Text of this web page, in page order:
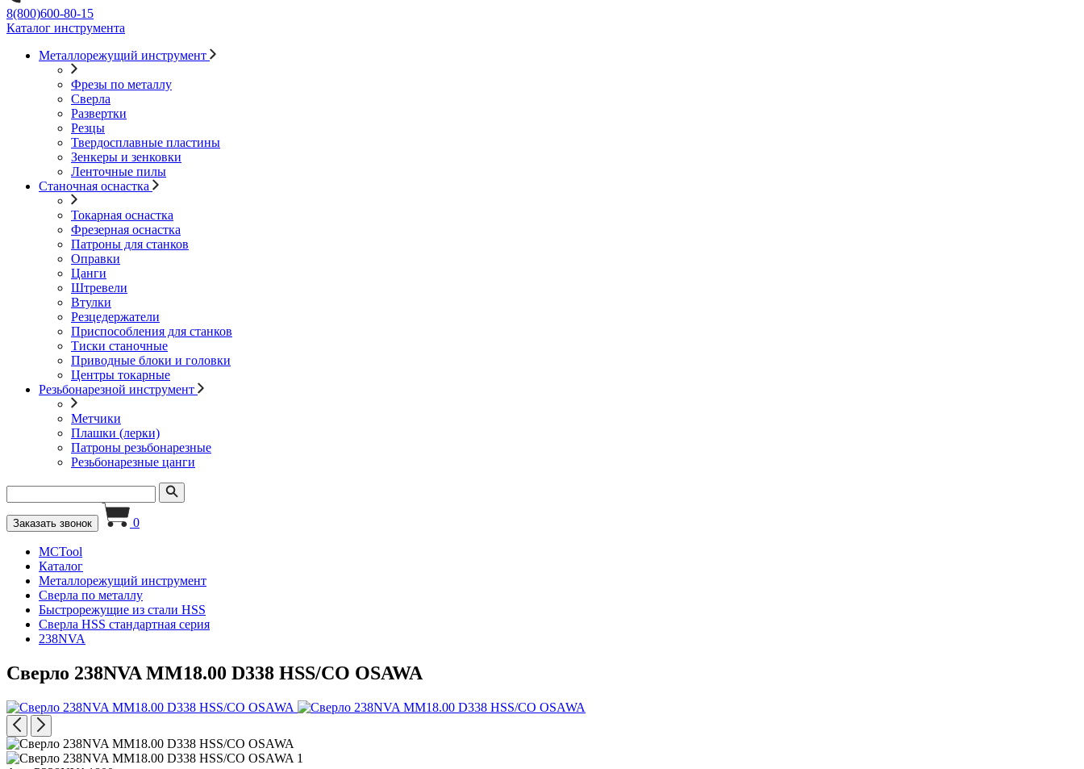
8(800)600-80-15
Каталог инструмента
Металлорежущий инструмент
Фрезы по металлу
Сверла
Развертки
Резцы
Твердосплавные пластины
Зенкеры и зенковки
Ленточные пилы
Станочная оснастка
Токарная оснастка
Фрезерная оснастка
Патроны для станков
Оправки
Цанги
Штревели
Втулки
Резцедержатели
Приспособления для станков
Тиски станочные
Приводные блоки и головки
Центры токарные
Резьбонарезной инструмент
Метчики
Плашки (лерки)
Патроны резьбонарезные
Резьбонарезные цанги
Заказать звонок 0
MCTool
Каталог
Металлорежущий инструмент
Сверла по металлу
Быстрорежущие из стали HSS
Сверла HSS стандартная серия
238NVA
Сверло 238NVA MM18.00 D338 HSS/CO OSAWA